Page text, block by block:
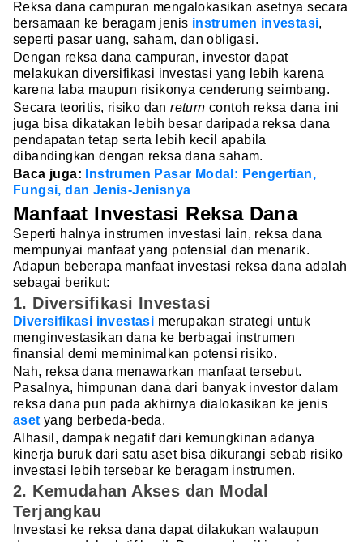
Reksa dana campuran mengalokasikan asetnya secara
bersamaan ke beragam jenis instrumen investasi,
seperti pasar uang, saham, dan obligasi.
Dengan reksa dana campuran, investor dapat
melakukan diversifikasi investasi yang lebih karena
karena laba maupun risikonya cenderung seimbang.
Secara teoritis, risiko danreturncontoh reksa dana ini
juga bisa dikatakan lebih besar daripada reksa dana
pendapatan tetap serta lebih kecil apabila
dibandingkan dengan reksa dana saham.
Baca juga:
Instrumen Pasar Modal: Pengertian,
Fungsi, dan Jenis-Jenisnya
Manfaat Investasi Reksa Dana
Seperti halnya instrumen investasi lain, reksa dana
mempunyai manfaat yang potensial dan menarik.
Adapun beberapa manfaat investasi reksa dana adalah
sebagai berikut:
1. Diversifikasi Investasi
Diversifikasi investasi merupakan strategi untuk
menginvestasikan dana ke berbagai instrumen
finansial demi meminimalkan potensi risiko.
Nah, reksa dana menawarkan manfaat tersebut.
Pasalnya, himpunan dana dari banyak investor dalam
reksa dana pun pada akhirnya dialokasikan ke jenis
aset yang berbeda-beda.
Alhasil, dampak negatif dari kemungkinan adanya
kinerja buruk dari satu aset bisa dikurangi sebab risiko
investasi lebih tersebar ke beragam instrumen.
2. Kemudahan Akses dan Modal
Terjangkau
Investasi ke reksa dana dapat dilakukan walaupun